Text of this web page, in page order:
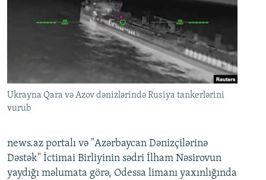
Ukrayna Qara və Azov dənizlərində Rusiya tankerlərini
vurub
news.az portalı və "Azərbaycan Dənizçilərinə
Dəstək" İctimai Birliyinin sədri İlham Nəsirovun
yaydığı məlumata görə, Odessa limanı yaxınlığında